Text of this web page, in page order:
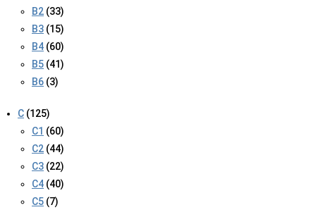
B2 (33)
B3 (15)
B4 (60)
B5 (41)
B6 (3)
C (125)
C1 (60)
C2 (44)
C3 (22)
C4 (40)
C5 (7)